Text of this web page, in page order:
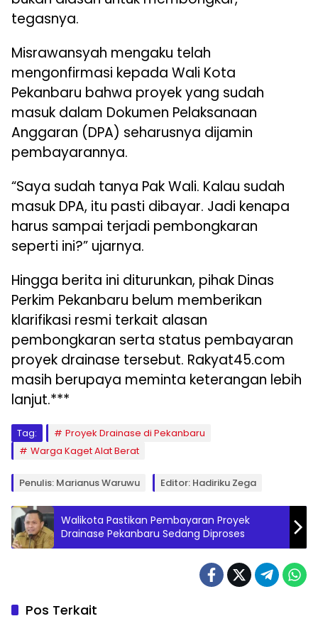
tegasnya.
Misrawansyah mengaku telah
mengonfirmasi kepada Wali Kota
Pekanbaru bahwa proyek yang sudah
masuk dalam Dokumen Pelaksanaan
Anggaran (DPA) seharusnya dijamin
pembayarannya.
“Saya sudah tanya Pak Wali. Kalau sudah
masuk DPA, itu pasti dibayar. Jadi kenapa
harus sampai terjadi pembongkaran
seperti ini?” ujarnya.
Hingga berita ini diturunkan, pihak Dinas
Perkim Pekanbaru belum memberikan
klarifikasi resmi terkait alasan
pembongkaran serta status pembayaran
proyek drainase tersebut. Rakyat45.com
masih berupaya meminta keterangan lebih
lanjut.***
Tag:
Proyek Drainase di Pekanbaru
Warga Kaget Alat Berat
Penulis: Marianus Waruwu Editor: Hadiriku Zega
Walikota Pastikan Pembayaran Proyek
Drainase Pekanbaru Sedang Diproses
Pos Terkait